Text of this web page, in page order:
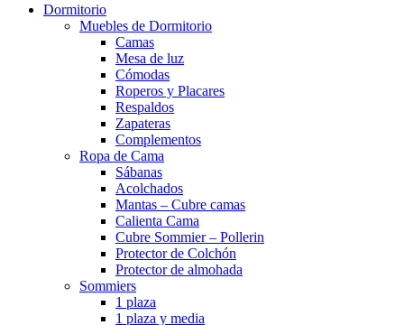
Dormitorio
Muebles de Dormitorio
Camas
Mesa de luz
Cómodas
Roperos y Placares
Respaldos
Zapateras
Complementos
Ropa de Cama
Sábanas
Acolchados
Mantas – Cubre camas
Calienta Cama
Cubre Sommier – Pollerin
Protector de Colchón
Protector de almohada
Sommiers
1 plaza
1 plaza y media